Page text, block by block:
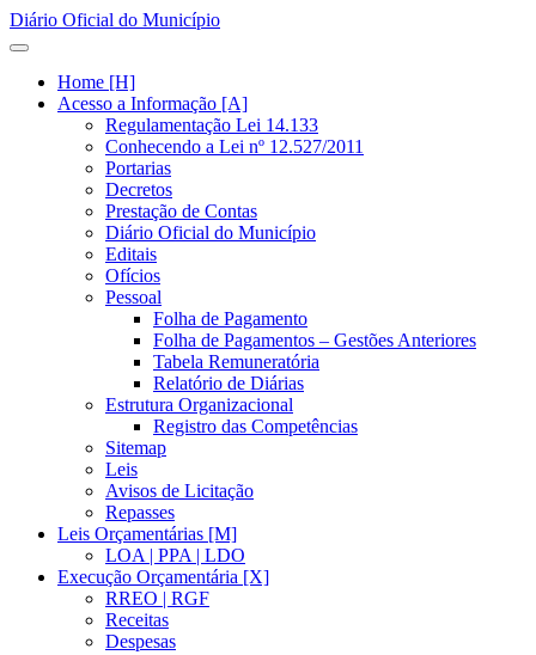
Diário Oficial do Município
Home [H]
Acesso a Informação [A]
Regulamentação Lei 14.133
Conhecendo a Lei nº 12.527/2011
Portarias
Decretos
Prestação de Contas
Diário Oficial do Município
Editais
Ofícios
Pessoal
Folha de Pagamento
Folha de Pagamentos – Gestões Anteriores
Tabela Remuneratória
Relatório de Diárias
Estrutura Organizacional
Registro das Competências
Sitemap
Leis
Avisos de Licitação
Repasses
Leis Orçamentárias [M]
LOA | PPA | LDO
Execução Orçamentária [X]
RREO | RGF
Receitas
Despesas